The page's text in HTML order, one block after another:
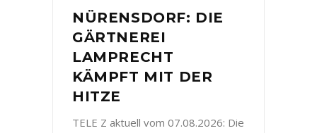
NÜRENSDORF: DIE
GÄRTNEREI
LAMPRECHT
KÄMPFT MIT DER
HITZE
TELE Z aktuell vom 07.08.2026: Die